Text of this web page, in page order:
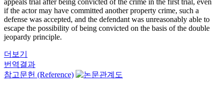
appeals trial after being convicted of the crime in the first trial, even
if the actor may have committed another property crime, such a
defense was accepted, and the defendant was unreasonably able to
escape the possibility of being convicted on the basis of the double
jeopardy principle.
더보기
번역결과
참고문헌 (Reference)